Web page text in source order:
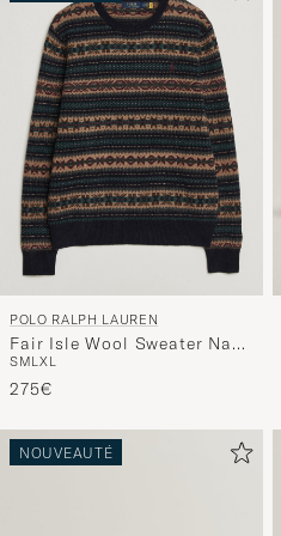
POLO RALPH LAUREN
Fair Isle Wool Sweater Navy
Combo
SMLXL
275€
NOUVEAUTÉ